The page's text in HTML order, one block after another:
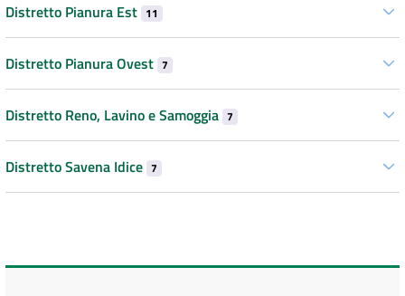
Distretto Pianura Est 11
Distretto Pianura Ovest 7
Distretto Reno, Lavino e Samoggia 7
Distretto Savena Idice 7